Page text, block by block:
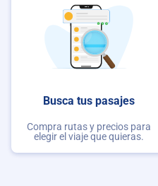
Busca tus pasajes
Compra rutas y precios para
elegir el viaje que quieras.